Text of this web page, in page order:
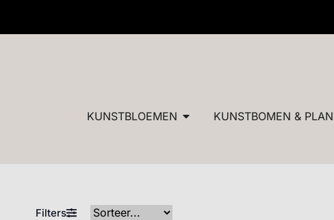
KUNSTBLOEMEN KUNSTBOMEN &
Filters